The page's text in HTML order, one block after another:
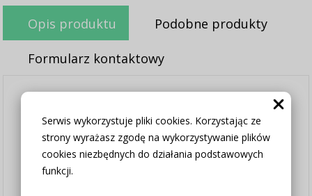
Serwis wykorzystuje pliki cookies. Korzystając ze
strony wyrażasz zgodę na wykorzystywanie plików
cookies niezbędnych do działania podstawowych
funkcji.
Opis produktu Podobne produkty
Formularz kontaktowy
Mam Państwu do zaoferowania
obrus w pięknym wzorze.
Bardzo dekoracyjna tkanina z